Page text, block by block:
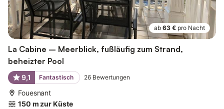
ab 63 € pro Nacht
La Cabine – Meerblick, fußläufig zum Strand,
beheizter Pool
9,1 Fantastisch 26 Bewertungen
Fouesnant
150 m zur Küste